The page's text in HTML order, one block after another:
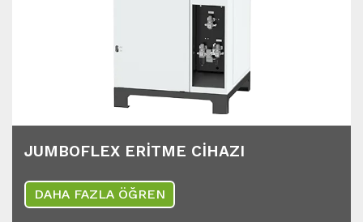
JUMBOFLEX ERİTME CİHAZI
DAHA FAZLA ÖĞREN